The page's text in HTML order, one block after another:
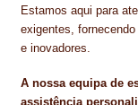
Estamos aqui para
exigentes,
e inovadores.
A nossa equipa de
assistência